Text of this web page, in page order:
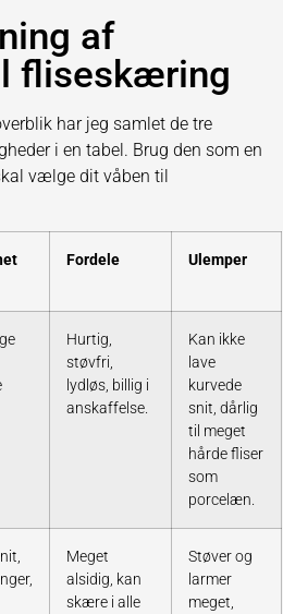
af
fliseskæring
har jeg samlet de tre
i en tabel. Brug den som en
vælge dit våben til
Fordele Ulemper
Hurtig,
støvfri,
lydløs, billig i
anskaffelse.
Kan ikke
lave
kurvede
snit, dårlig
til meget
hårde fliser
som
porcelæn.
Meget
alsidig, kan
skære i alle
Støver og
larmer
meget,